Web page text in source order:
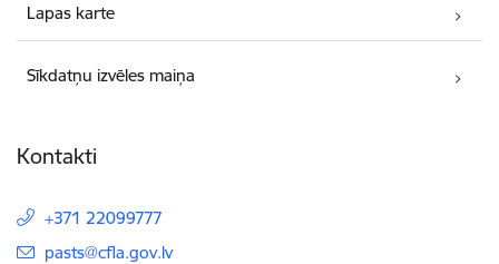
Lapas karte
Sīkdatņu izvēles maiņa
Kontakti
+371 22099777
E-pasts:
pasts@cfla.gov.lv